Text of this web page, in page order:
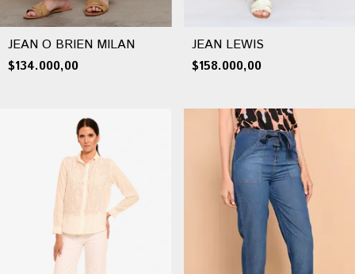
JEAN O BRIEN MILAN
$134.000,00
JEAN LEWIS
$158.000,00